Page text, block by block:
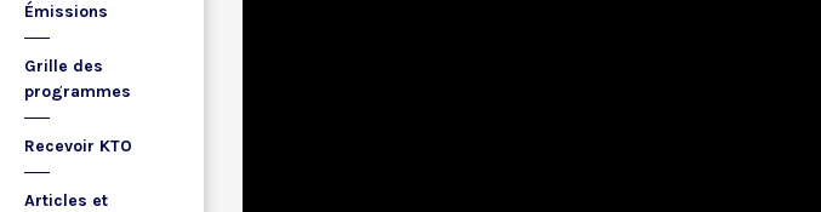
Émissions
Grille des
programmes
Recevoir KTO
Articles et